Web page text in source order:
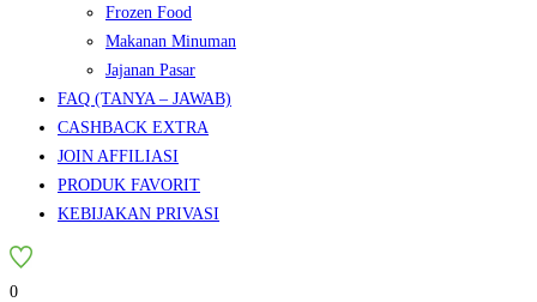
Frozen Food
Makanan Minuman
Jajanan Pasar
FAQ (TANYA – JAWAB)
CASHBACK EXTRA
JOIN AFFILIASI
PRODUK FAVORIT
KEBIJAKAN PRIVASI
0